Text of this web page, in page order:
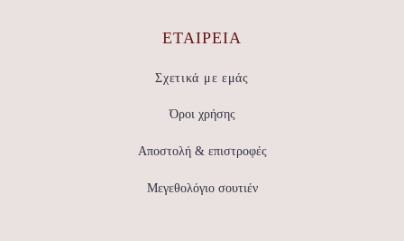
ΕΤΑΙΡΕΊΑ
Σχετικά με εμάς
Όροι χρήσης
Αποστολή & επιστροφές
Μεγεθολόγιο σουτιέν